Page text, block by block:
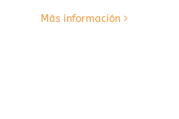
Más información